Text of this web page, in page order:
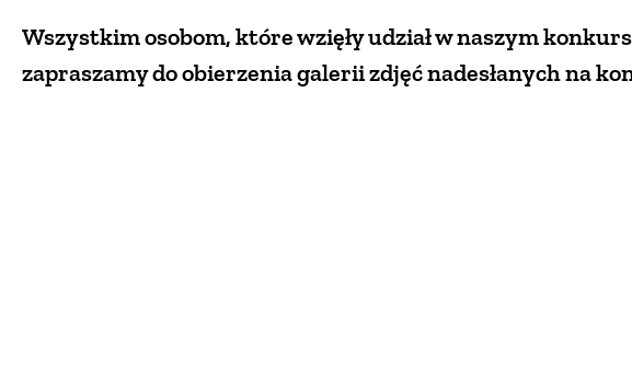
Wszystkim osobom, które wzięły udział w naszym
zapraszamy do obierzenia galerii zdjęć nadesłanych na